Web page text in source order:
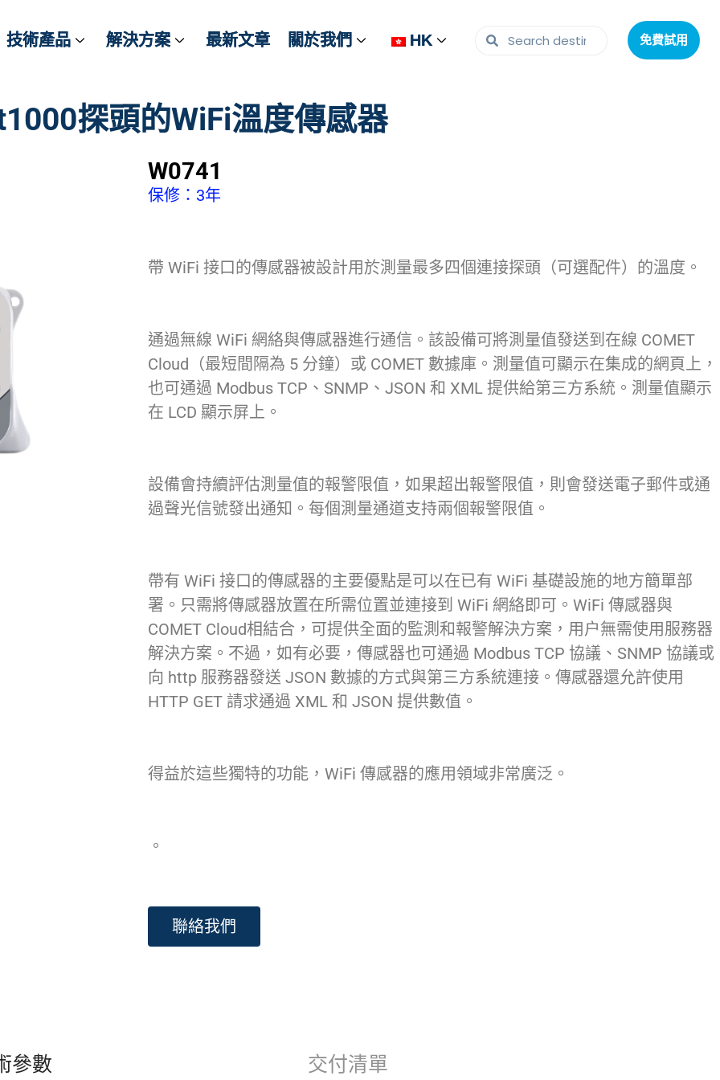
技術產品 解決方案 最新文章 關於我們 HK 免費試用
技術產品 解決方案 最新文章 關於我們 HK 免費試用
探頭的WiFi溫度傳感器
W0741
保修：3年
帶 WiFi 接口的傳感器被設計用於測量最多四個連接探頭（可選配件）的溫度。
通過無線 WiFi 網絡與傳感器進行通信。該設備可將測量值發送到在線 COMET
Cloud（最短間隔為 5 分鐘）或 COMET 數據庫。測量值可顯示在集成的網頁上，
也可通過 Modbus TCP、SNMP、JSON 和 XML 提供給第三方系統。測量值顯示
在 LCD 顯示屏上。
設備會持續評估測量值的報警限值，如果超出報警限值，則會發送電子郵件或通
過聲光信號發出通知。每個測量通道支持兩個報警限值。
帶有 WiFi 接口的傳感器的主要優點是可以在已有 WiFi 基礎設施的地方簡單部
署。只需將傳感器放置在所需位置並連接到 WiFi 網絡即可。WiFi 傳感器與
COMET Cloud相結合，可提供全面的監測和報警解決方案，用户無需使用服務器
解決方案。不過，如有必要，傳感器也可通過 Modbus TCP 協議、SNMP 協議或
向 http 服務器發送 JSON 數據的方式與第三方系統連接。傳感器還允許使用
HTTP GET 請求通過 XML 和 JSON 提供數值。
得益於這些獨特的功能，WiFi 傳感器的應用領域非常廣泛。
。
聯絡我們
參數 交付清單